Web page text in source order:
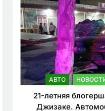
АВТО
21-летняя
Джизаке.